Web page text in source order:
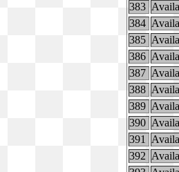
383
384
385
386
387
388
389
390
391
392